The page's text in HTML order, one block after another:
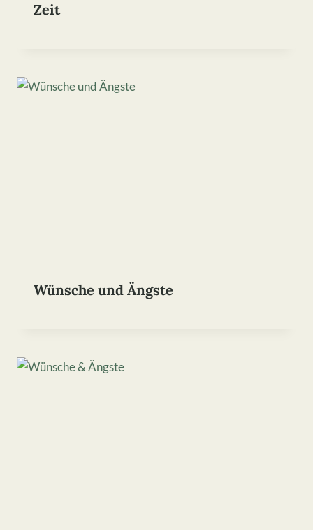
Zeit
Wünsche und Ängste